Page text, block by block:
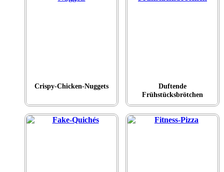
Crispy-Chicken-Nuggets
Duftende
Frühstücksbrötchen